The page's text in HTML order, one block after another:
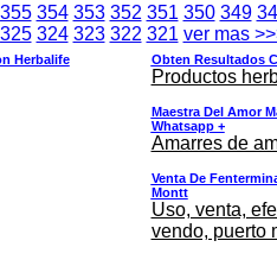
355 354 353 352 351 350 349
325 324 323 322 321 ver mas
Herbalife Obten Resultados
Productos
Maestra Del Amor
Whatsapp +
Amarres de
Venta De
Montt
Uso, venta,
vendo, puerto